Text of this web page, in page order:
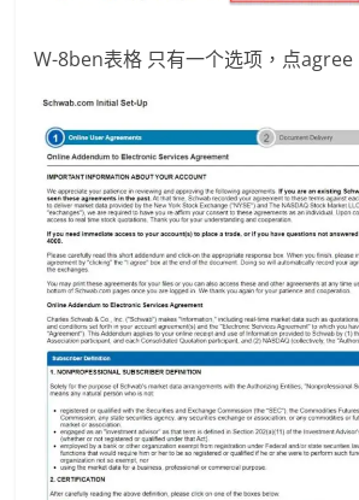
W-8ben表格 只有一个选项，点agree